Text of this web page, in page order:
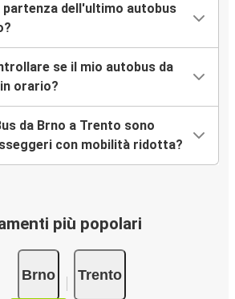
partenza dell'ultimo autobus
se il mio autobus da
orario?
da Brno a Trento sono
con mobilità ridotta?
più popolari
Brno Trento